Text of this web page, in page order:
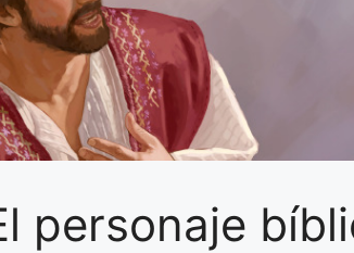
personaje